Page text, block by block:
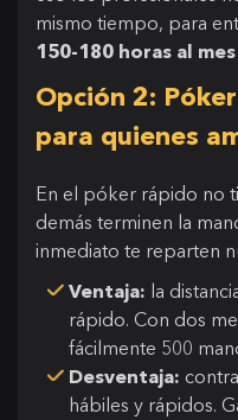
mismo tiempo, para
150-180 horas al mes
Opción 2:
para quienes
En el póker rápido no
demás terminen la
inmediato te reparten
Ventaja: la
rápido. Con dos
fácilmente 500
Desventaja:
hábiles y rápidos.